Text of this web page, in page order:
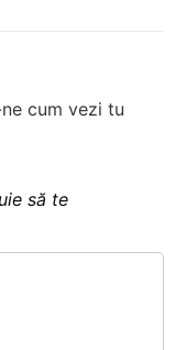
cum vezi tu
să te